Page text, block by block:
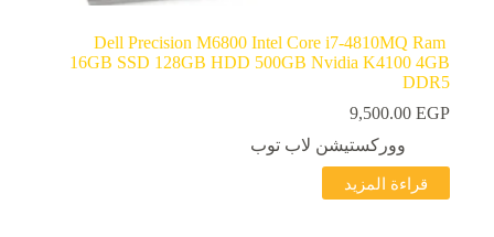
Dell Precision M6800 Intel Core i7-4810MQ Ram
16GB SSD 128GB HDD 500GB Nvidia K4100 4GB
DDR5
9,500.00 EGP
ووركستيشن لاب توب
قراءة المزيد